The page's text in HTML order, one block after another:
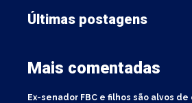
Últimas postagens
Mais comentadas
Ex-senador FBC e filhos são alvos de